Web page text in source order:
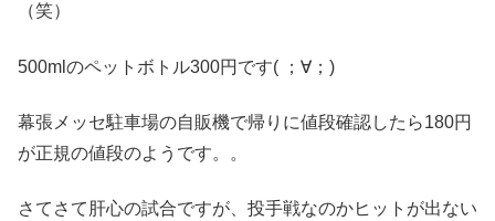
（笑）
500mlのペットボトル300円です( ；∀；)
幕張メッセ駐車場の自販機で帰りに値段確認したら180円
が正規の値段のようです。。
さてさて肝心の試合ですが、投手戦なのかヒットが出ない